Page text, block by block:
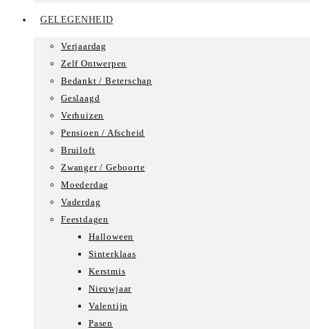
GELEGENHEID
Verjaardag
Zelf Ontwerpen
Bedankt / Beterschap
Geslaagd
Verhuizen
Pensioen / Afscheid
Bruiloft
Zwanger / Geboorte
Moederdag
Vaderdag
Feestdagen
Halloween
Sinterklaas
Kerstmis
Nieuwjaar
Valentijn
Pasen